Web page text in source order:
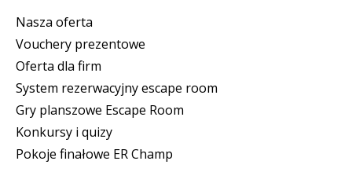
Nasza oferta
Vouchery prezentowe
Oferta dla firm
System rezerwacyjny escape room
Gry planszowe Escape Room
Konkursy i quizy
Pokoje finałowe ER Champ